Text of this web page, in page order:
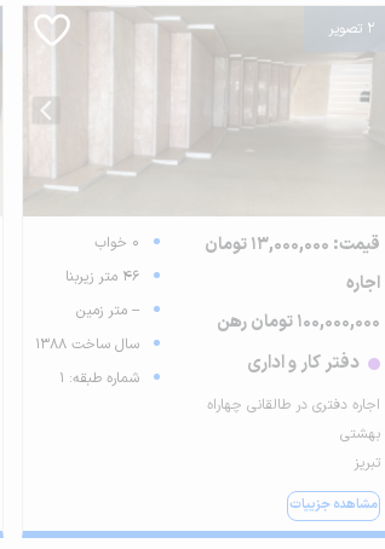
2 تصویر
قیمت: 13,000,000 تومان
اجاره
100,000,000 تومان رهن
دفتر کار و اداری
اجاره دفتری در طالقانی چهاراه
بهشتی
تبریز
مشاهده جزییات
0 خواب
46 متر زیربنا
-- متر زمین
سال ساخت 1388
شماره طبقه: 1